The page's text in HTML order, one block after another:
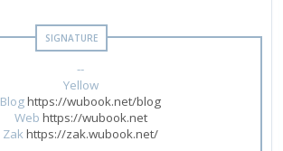
--
Yellow
Bloghttps://wubook.net/blog
Web https://wubook.net
Zakhttps://zak.wubook.net/